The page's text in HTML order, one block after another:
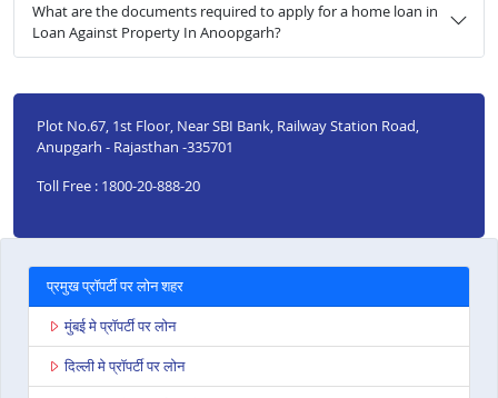
What are the documents required to apply for a home loan in
Loan Against Property In Anoopgarh?
Plot No.67, 1st Floor, Near SBI Bank, Railway Station Road,
Anupgarh - Rajasthan -335701
Toll Free : 1800-20-888-20
प्रमुख प्रॉपर्टी पर लोन शहर
मुंबई मे प्रॉपर्टी पर लोन
दिल्ली मे प्रॉपर्टी पर लोन